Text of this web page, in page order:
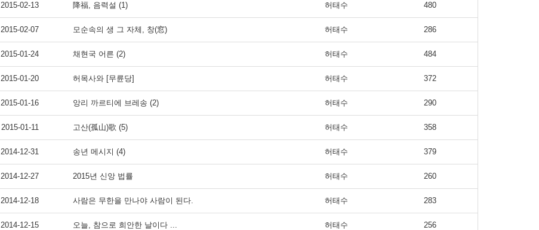
2015-02-13 降福, 음력설 (1) 허태수 480
2015-02-07 모순속의 생 그 자체, 창(窓) 허태수 286
2015-01-24 채현국 어른 (2) 허태수 484
2015-01-20 허목사와 [무륜당] 허태수 372
2015-01-16 앙리 까르티에 브레송 (2) 허태수 290
2015-01-11 고산(孤山)歌 (5) 허태수 358
2014-12-31 송년 메시지 (4) 허태수 379
2014-12-27 2015년 신앙 법률 허태수 260
2014-12-18 사람은 무한을 만나야 사람이 된다. 허태수 283
2014-12-15 오늘, 참으로 희안한 날이다 ... 허태수 256